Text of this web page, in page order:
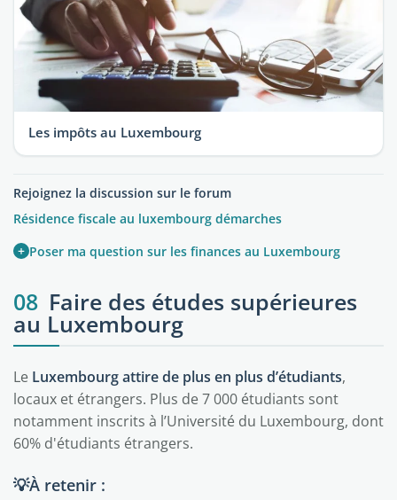
Les impôts au Luxembourg
Rejoignez la discussion sur le forum
Résidence fiscale au luxembourg démarches
+ Poser ma question sur les finances au Luxembourg
08 Faire des études supérieures
au Luxembourg
Le Luxembourg attire de plus en plus d’étudiants,
locaux et étrangers. Plus de 7 000 étudiants sont
notamment inscrits à l’Université du Luxembourg, dont
60% d'étudiants étrangers.
💡À retenir :